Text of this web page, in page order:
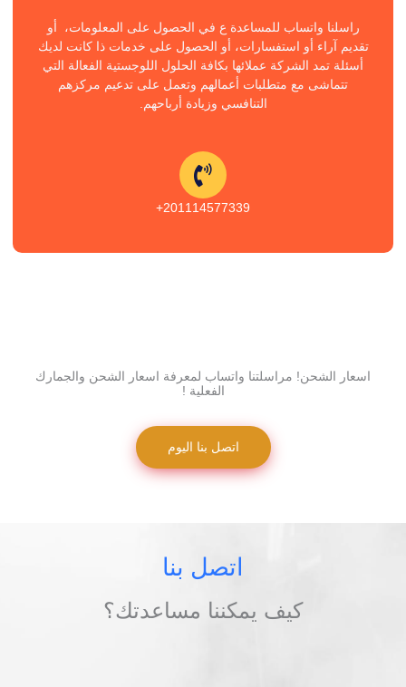
راسلنا واتساب للمساعدة ع في الحصول على المعلومات، أو
تقديم آراء أو استفسارات، أو الحصول على خدمات ذا كانت لديك
أسئلة تمد الشركة عملائها بكافة الحلول اللوجستية الفعالة التي
تتماشى مع متطلبات أعمالهم وتعمل على تدعيم مركزهم
التنافسي وزيادة أرباحهم.
201114577339+
اسعار الشحن! مراسلتنا واتساب لمعرفة اسعار الشحن والجمارك
الفعلية !
اتصل بنا اليوم
اتصل بنا
كيف يمكننا مساعدتك؟